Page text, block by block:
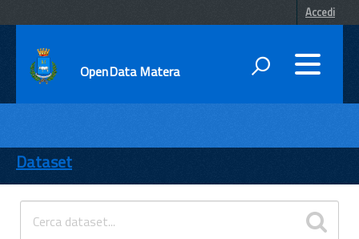
Accedi
OpenData Matera
ENTI
TEMI
INFORMAZIONI
Dataset